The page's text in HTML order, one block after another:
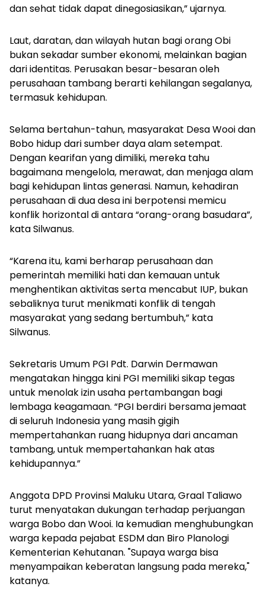
dan sehat tidak dapat dinegosiasikan,” ujarnya.
Laut, daratan, dan wilayah hutan bagi orang Obi
bukan sekadar sumber ekonomi, melainkan bagian
dari identitas. Perusakan besar-besaran oleh
perusahaan tambang berarti kehilangan segalanya,
termasuk kehidupan.
Selama bertahun-tahun, masyarakat Desa Wooi dan
Bobo hidup dari sumber daya alam setempat.
Dengan kearifan yang dimiliki, mereka tahu
bagaimana mengelola, merawat, dan menjaga alam
bagi kehidupan lintas generasi. Namun, kehadiran
perusahaan di dua desa ini berpotensi memicu
konflik horizontal di antara “orang-orang basudara”,
kata Silwanus.
“Karena itu, kami berharap perusahaan dan
pemerintah memiliki hati dan kemauan untuk
menghentikan aktivitas serta mencabut IUP, bukan
sebaliknya turut menikmati konflik di tengah
masyarakat yang sedang bertumbuh,” kata
Silwanus.
Sekretaris Umum PGI Pdt. Darwin Dermawan
mengatakan hingga kini PGI memiliki sikap tegas
untuk menolak izin usaha pertambangan bagi
lembaga keagamaan. “PGI berdiri bersama jemaat
di seluruh Indonesia yang masih gigih
mempertahankan ruang hidupnya dari ancaman
tambang, untuk mempertahankan hak atas
kehidupannya.”
Anggota DPD Provinsi Maluku Utara, Graal Taliawo
turut menyatakan dukungan terhadap perjuangan
warga Bobo dan Wooi. Ia kemudian menghubungkan
warga kepada pejabat ESDM dan Biro Planologi
Kementerian Kehutanan. "Supaya warga bisa
menyampaikan keberatan langsung pada mereka,"
katanya.